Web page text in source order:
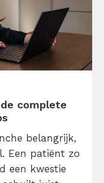
complete
belangrijk,
Een patiënt zo
een kwestie